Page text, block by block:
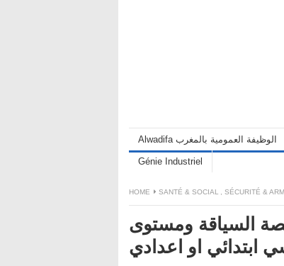
Alwadifa الوظيفة العمومية بالمغرب
Génie Industriel
HOME SANTÉ & SOCIAL SÉCURITÉ &
السياقة ومستوى
ابتدائي او اعدادي